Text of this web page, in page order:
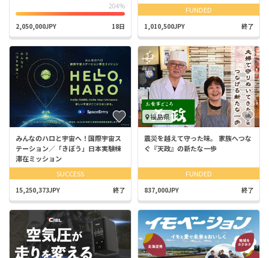
204%
2,050,000JPY 18日
FUNDED
1,010,500JPY 終了
みんなのハロと宇宙へ！国際宇宙ス
テーション／「きぼう」日本実験棟
滞在ミッション
SUCCESS
15,250,373JPY 終了
福島県
震災を越えて守った味。 家族へつな
ぐ『天政』の新たな一歩
FUNDED
837,000JPY 終了